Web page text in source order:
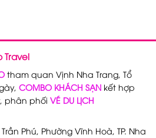
Travel
tham quan Vịnh Nha Trang, Tổ
COMBO KHÁCH SẠN kết hợp
phân phối VÉ DU LỊCH
Trần Phú, Phường Vĩnh Hoà, TP. Nha